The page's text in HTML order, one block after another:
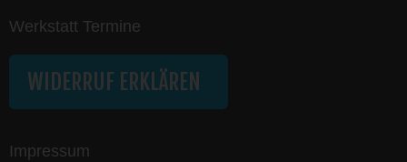
Werkstatt Termine
WIDERRUF ERKLÄREN
Impressum